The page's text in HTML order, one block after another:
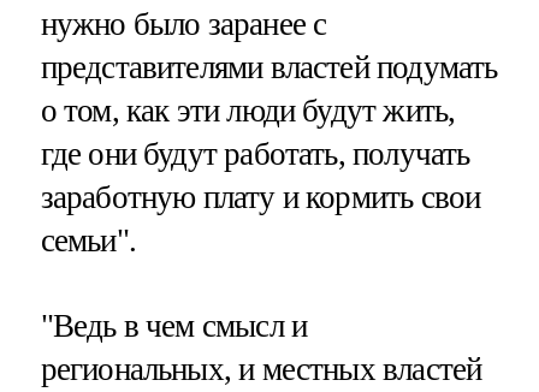
нужно было заранее с
представителями властей подумать
о том, как эти люди будут жить,
где они будут работать, получать
заработную плату и кормить свои
семьи".
"Ведь в чем смысл и
региональных, и местных властей